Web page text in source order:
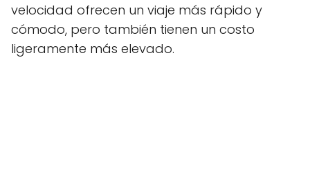
velocidad ofrecen un viaje más rápido y
cómodo, pero también tienen un costo
ligeramente más elevado.